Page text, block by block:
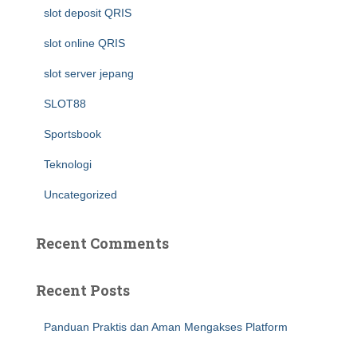
slot deposit QRIS
slot online QRIS
slot server jepang
SLOT88
Sportsbook
Teknologi
Uncategorized
Recent Comments
Recent Posts
Panduan Praktis dan Aman Mengakses Platform